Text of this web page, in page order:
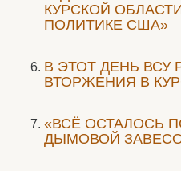
КУРСКОЙ
ПОЛИТИКЕ США»
В ЭТОТ ДЕНЬ
ВТОРЖЕНИЯ В
«ВСЁ ОСТАЛОСЬ
ДЫМОВОЙ